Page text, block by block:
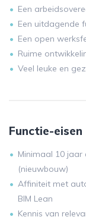
Een
Een uitdagende
Een open
Ruime
Veel leuke en
Functie-eisen
Minimaal 10
(nieuwbouw)
Affiniteit met
BIM Lean
Kennis van